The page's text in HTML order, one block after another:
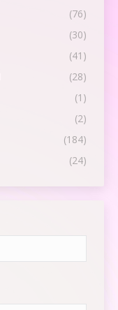
(76)
(30)
(41)
(28)
(1)
(2)
(184)
(24)